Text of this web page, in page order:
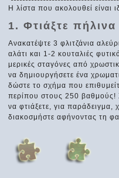
Η λίστα που ακολουθεί είναι
1. Φτιάξτε πήλινα
Ανακατέψτε 3 φλιτζάνια
αλάτι και 1-2 κουταλιές
μερικές σταγόνες από
να δημιουργήσετε ένα
δώστε το σχήμα που
περίπου στους 250 βαθμούς!
να φτιάξετε, για παράδειγμα,
διακοσμήστε αφήνοντας τη